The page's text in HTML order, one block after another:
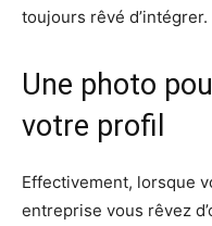
toujours rêvé d’intégrer.
Une photo
votre profil
Effectivement, lorsque
entreprise vous rêvez